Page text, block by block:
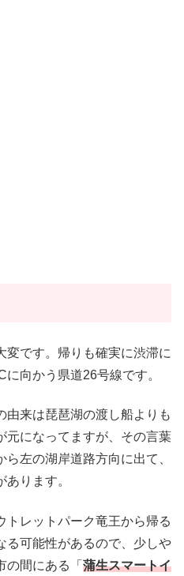
変です。帰りも確実に渋滞に
向かう県道26号線です。
由来は琵琶湖の渡し船よりも
元になってますが、その言葉
左の湖岸道路方向に出て、
ります。
トレットパーク竜王から帰る
る可能性があるので、少しや
の間にある「 蒲生スマートイ